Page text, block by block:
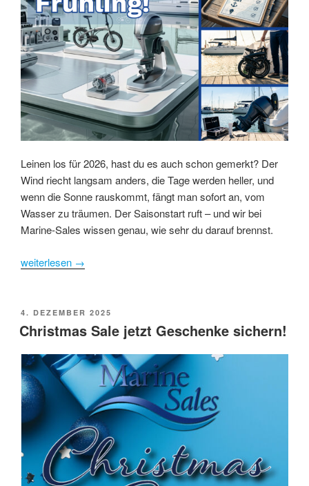
Leinen los für 2026, hast du es auch schon gemerkt? Der
Wind riecht langsam anders, die Tage werden heller, und
wenn die Sonne rauskommt, fängt man sofort an, vom
Wasser zu träumen. Der Saisonstart ruft – und wir bei
Marine-Sales wissen genau, wie sehr du darauf brennst.
weiterlesen →
POSTED
ON
4. DEZEMBER 2025
Christmas Sale jetzt Geschenke sichern!